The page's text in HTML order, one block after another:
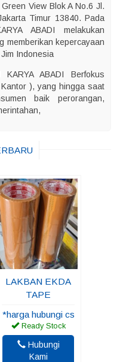
View Blok A No.6 Jl.
Timur 13840. Pada
ABADI melakukan
memberikan kepercayaan
Indonesia
ABADI Berfokus
), yang hingga saat
baik perorangan,
LAKBAN EKDA
TAPE
*harga hubungi cs
Ready Stock
Hubungi
Kami